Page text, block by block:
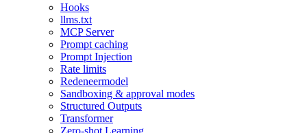
Hooks
llms.txt
MCP Server
Prompt caching
Prompt Injection
Rate limits
Redeneermodel
Sandboxing & approval modes
Structured Outputs
Transformer
Zero-shot Learning